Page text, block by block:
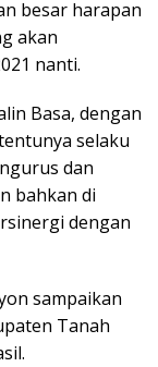
besar harapan
akan
nanti.
Basa, dengan
selaku
dan
bahkan di
dengan
sampaikan
Tanah